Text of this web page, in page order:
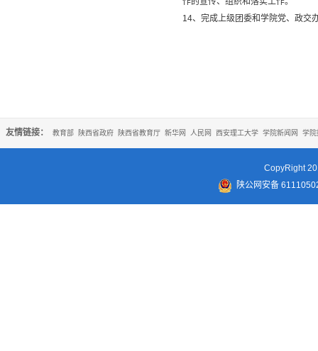
14、完成上级团委和学院党、政交
友情链接： 教育部 陕西省政府 陕西省教育厅 新华网 人民网 西安理工大学 学院新闻网 学院
CopyRight
陕公网安备